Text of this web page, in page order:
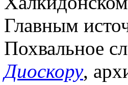
Главным
Похвальное
Диоскору,